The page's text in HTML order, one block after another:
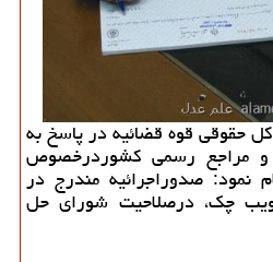
حقوقی قوه قضائیه در پاسخ به
و مراجع رسمی كشوردرخصوص
نمود: صدوراجرائیه مندرج در
چك، درصلاحیت شورای حل